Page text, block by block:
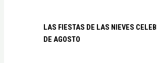
LAS FIESTAS DE LAS NIEVES
DE AGOSTO